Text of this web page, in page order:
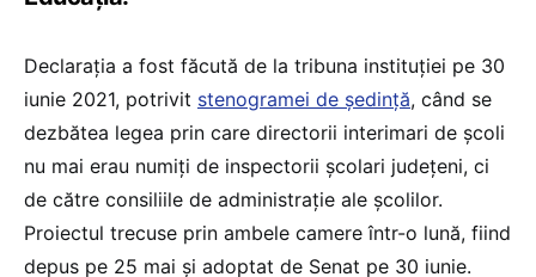
Declarația a fost făcută de la tribuna instituției pe 30
iunie 2021, potrivit stenogramei de ședință, când se
dezbătea legea prin care directorii interimari de școli
nu mai erau numiți de inspectorii școlari județeni, ci
de către consiliile de administrație ale școlilor.
Proiectul trecuse prin ambele camere într-o lună, fiind
depus pe 25 mai și adoptat de Senat pe 30 iunie.